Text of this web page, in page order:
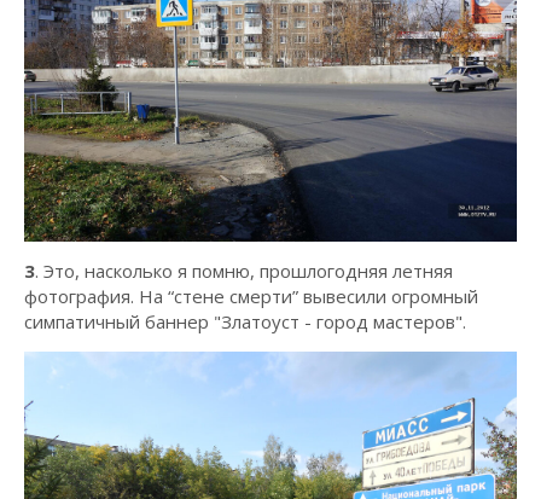
3. Это, насколько я помню, прошлогодняя летняя
фотография. На “стене смерти” вывесили огромный
симпатичный баннер "Златоуст - город мастеров".